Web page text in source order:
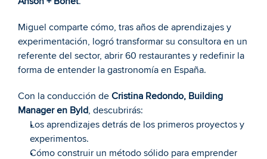
Miguel comparte cómo, tras años de aprendizajes y
experimentación, logró transformar su consultora en un
referente del sector, abrir 60 restaurantes y redefinir la
forma de entender la gastronomía en España.
Con la conducción de Cristina Redondo, Building
Manager en Byld, descubrirás:
Los aprendizajes detrás de los primeros proyectos y
experimentos.
Cómo construir un método sólido para emprender